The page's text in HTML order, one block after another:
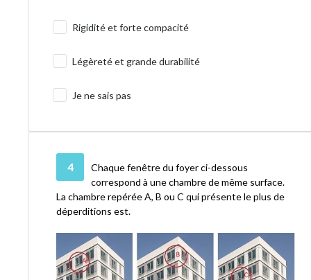
Rigidité et forte compacité
Légèreté et grande durabilité
Je ne sais pas
4
Chaque fenêtre du foyer ci-dessous
correspond à une chambre de même surface.
La chambre repérée A, B ou C qui présente le plus de
déperditions est.